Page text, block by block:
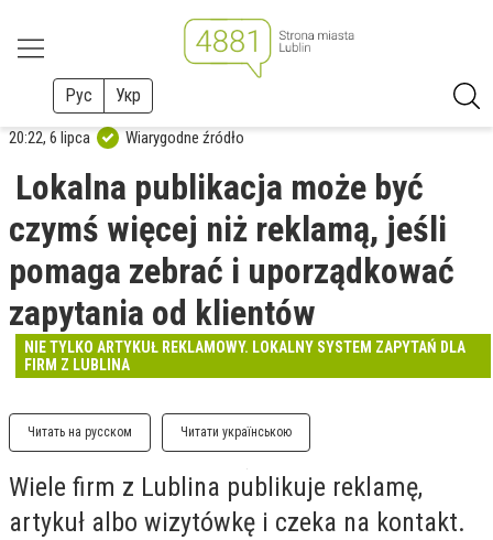
Рус Укр
20:22, 6 lipca Wiarygodne źródło
Lokalna publikacja może być
czymś więcej niż reklamą, jeśli
pomaga zebrać i uporządkować
zapytania od klientów
NIE TYLKO ARTYKUŁ REKLAMOWY. LOKALNY SYSTEM ZAPYTAŃ DLA
FIRM Z LUBLINA
Читать на русском Читати українською
Wiele firm z Lublina publikuje reklamę,
artykuł albo wizytówkę i czeka na kontakt.